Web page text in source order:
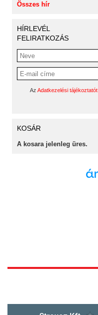
Összes hír
HÍRLEVÉL
FELIRATKOZÁS
Az Adatkezelési tájékoztatót
KOSÁR
A kosara jelenleg üres.